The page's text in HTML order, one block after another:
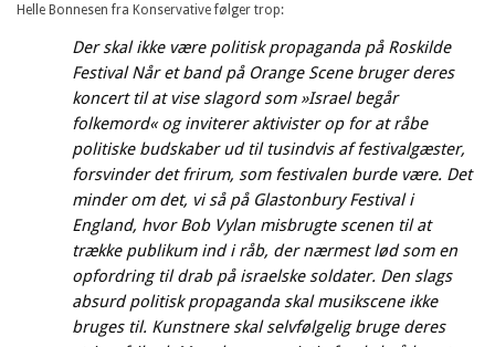
Helle Bonnesen fra Konservative følger trop:
Der skal ikke være politisk propaganda på Roskilde
Festival Når et band på Orange Scene bruger deres
koncert til at vise slagord som »Israel begår
folkemord« og inviterer aktivister op for at råbe
politiske budskaber ud til tusindvis af festivalgæster,
forsvinder det frirum, som festivalen burde være. Det
minder om det, vi så på Glastonbury Festival i
England, hvor Bob Vylan misbrugte scenen til at
trække publikum ind i råb, der nærmest lød som en
opfordring til drab på israelske soldater. Den slags
absurd politisk propaganda skal musikscene ikke
bruges til. Kunstnere skal selvfølgelig bruge deres